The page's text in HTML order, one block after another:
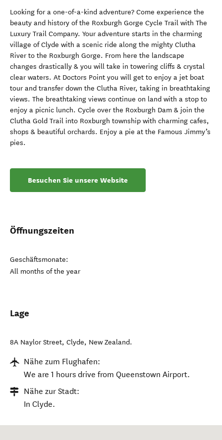
Looking for a one-of-a-kind adventure? Come experience the
beauty and history of the Roxburgh Gorge Cycle Trail with The
Luxury Trail Company. Your adventure starts in the charming
village of Clyde with a scenic ride along the mighty Clutha
River to the Roxburgh Gorge. From here the landscape
changes drastically & you will take in towering cliffs & crystal
clear waters. At Doctors Point you will get to enjoy a jet boat
tour and transfer down the Clutha River, taking in breathtaking
views. The breathtaking views continue on land with a stop to
enjoy a picnic lunch. Cycle over the Roxburgh Dam & join the
Clutha Gold Trail into Roxburgh township with charming cafes,
shops & beautiful orchards. Enjoy a pie at the Famous Jimmy’s
pies.
Besuchen Sie unsere Website
Öffnungszeiten
Geschäftsmonate:
All months of the year
Lage
8A Naylor Street, Clyde, New Zealand.
Nähe zum Flughafen:
We are 1 hours drive from Queenstown Airport.
Nähe zur Stadt:
In Clyde.